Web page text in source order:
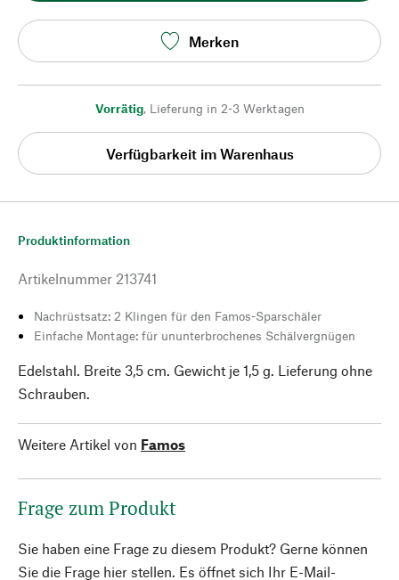
Merken
Vorrätig, Lieferung in 2-3 Werktagen
Verfügbarkeit im Warenhaus
Produktinformation
Artikelnummer 213741
Nachrüstsatz: 2 Klingen für den Famos-Sparschäler
Einfache Montage: für ununterbrochenes Schälvergnügen
Edelstahl. Breite 3,5 cm. Gewicht je 1,5 g. Lieferung ohne
Schrauben.
Weitere Artikel von Famos
Frage zum Produkt
Sie haben eine Frage zu diesem Produkt? Gerne können
Sie die Frage hier stellen. Es öffnet sich Ihr E-Mail-